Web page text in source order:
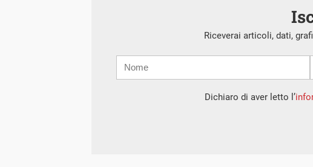
Riceverai articoli, dati,
mail
Dichiaro di aver letto l’